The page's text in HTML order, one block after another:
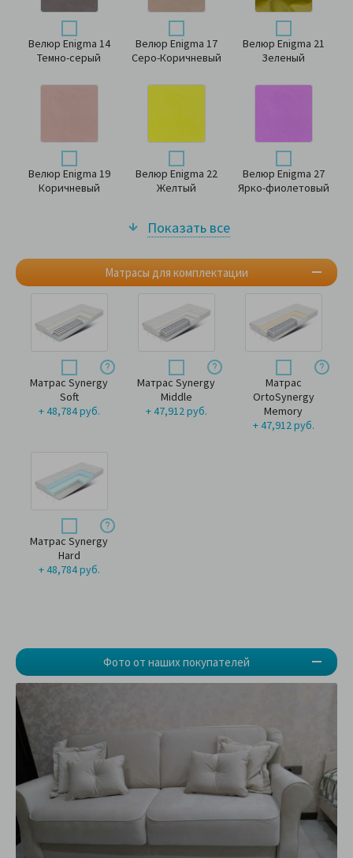
Матрасы для комплектации
Велюр Enigma 14
Темно-серый
Велюр Enigma 17
Серо-Коричневый
Велюр Enigma 21
Зеленый
Велюр Enigma 19
Коричневый
Велюр Enigma 22
Желтый
Велюр Enigma 27
Ярко-фиолетовый
Показать все
Матрас Synergy
Soft
+ 48,784 руб.
Матрас Synergy
Middle
+ 47,912 руб.
Матрас
OrtoSynergy
Memory
+ 47,912 руб.
Матрас Synergy
Hard
+ 48,784 руб.
Фото от наших покупателей